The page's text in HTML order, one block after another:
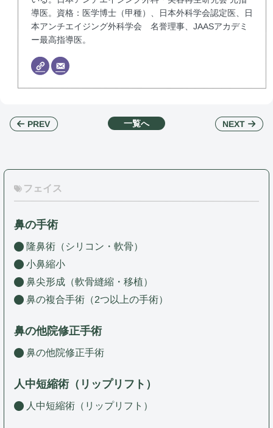
導医。資格：医学博士（甲種）、日本外科学会認定医、日
本アンチエイジング外科学会 名誉理事、JAASアカデミ
ー最高指導医。
PREV 一覧へ NEXT
フェイス
鼻の手術
隆鼻術（シリコン・軟骨）
小鼻縮小
鼻尖形成（軟骨縫縮・移植）
鼻の複合手術（2つ以上の手術）
鼻の他院修正手術
鼻の他院修正手術
人中短縮術（リップリフト）
人中短縮術（リップリフト）